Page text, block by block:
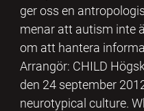
ger oss en
menar att autism inte
om att hantera
Arrangör: CHILD
den 24 september
neurotypical culture.